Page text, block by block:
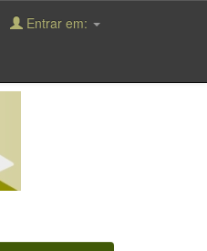
Entrar em: